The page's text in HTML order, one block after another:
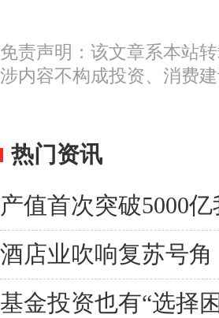
免责声明：该文章系本站
涉内容不构成投资、消费
热门资讯
产值首次突破5000
酒店业吹响复苏号
基金投资也有“选择